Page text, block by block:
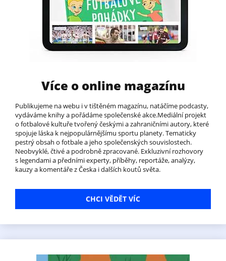
Více o online magazínu
Publikujeme na webu i v tištěném magazínu, natáčíme podcasty,
vydáváme knihy a pořádáme společenské akce.Mediální projekt
o fotbalové kultuře tvořený českými a zahraničními autory, které
spojuje láska k nejpopulárnějšímu sportu planety. Tematicky
pestrý obsah o fotbale a jeho společenských souvislostech.
Neobvyklé, čtivé a podrobně zpracované. Exkluzivní rozhovory
s legendami a předními experty, příběhy, reportáže, analýzy,
kauzy a komentáře z Česka i dalších koutů světa.
CHCI VĚDĚT VÍC